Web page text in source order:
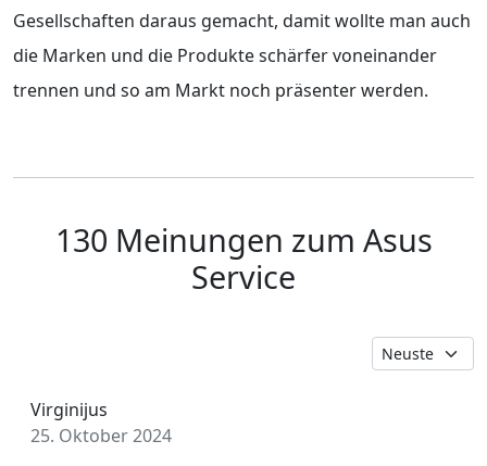
Gesellschaften daraus gemacht, damit wollte man auch
die Marken und die Produkte schärfer voneinander
trennen und so am Markt noch präsenter werden.
130 Meinungen zum Asus
Service
Virginijus
25. Oktober 2024